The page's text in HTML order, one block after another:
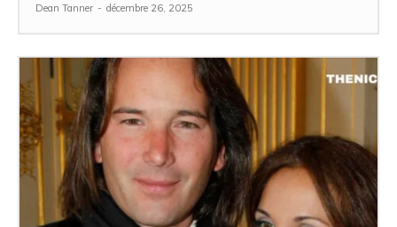
Dean Tanner - décembre 26, 2025